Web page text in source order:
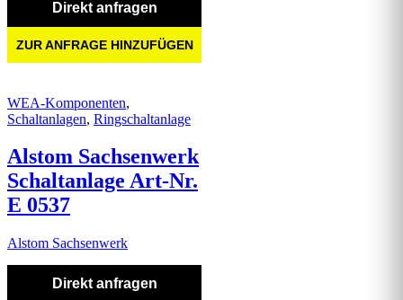
Direkt anfragen
ZUR ANFRAGE HINZUFÜGEN
WEA-Komponenten,
Schaltanlagen, Ringschaltanlage
Alstom Sachsenwerk
Schaltanlage Art-Nr.
E 0537
Alstom Sachsenwerk
Direkt anfragen